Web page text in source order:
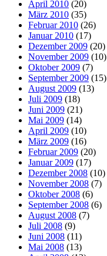
April 2010 (20)
März 2010 (35)
Februar 2010 (26)
Januar 2010 (17)
Dezember 2009 (20)
November 2009 (10)
Oktober 2009 (7)
September 2009 (15)
August 2009 (13)
Juli 2009 (18)
Juni 2009 (21)
Mai 2009 (14)
April 2009 (10)
März 2009 (16)
Februar 2009 (20)
Januar 2009 (17)
Dezember 2008 (10)
November 2008 (7)
Oktober 2008 (6)
September 2008 (6)
August 2008 (7)
Juli 2008 (9)
Juni 2008 (11)
Mai 2008 (13)